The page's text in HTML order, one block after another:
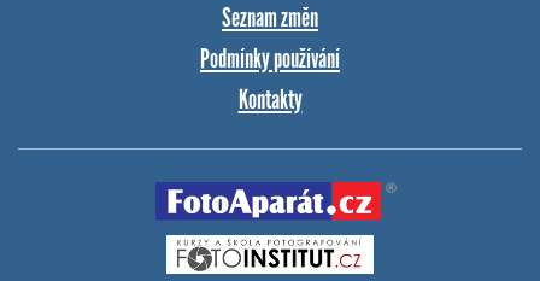
Seznam změn
Podmínky používání
Kontakty